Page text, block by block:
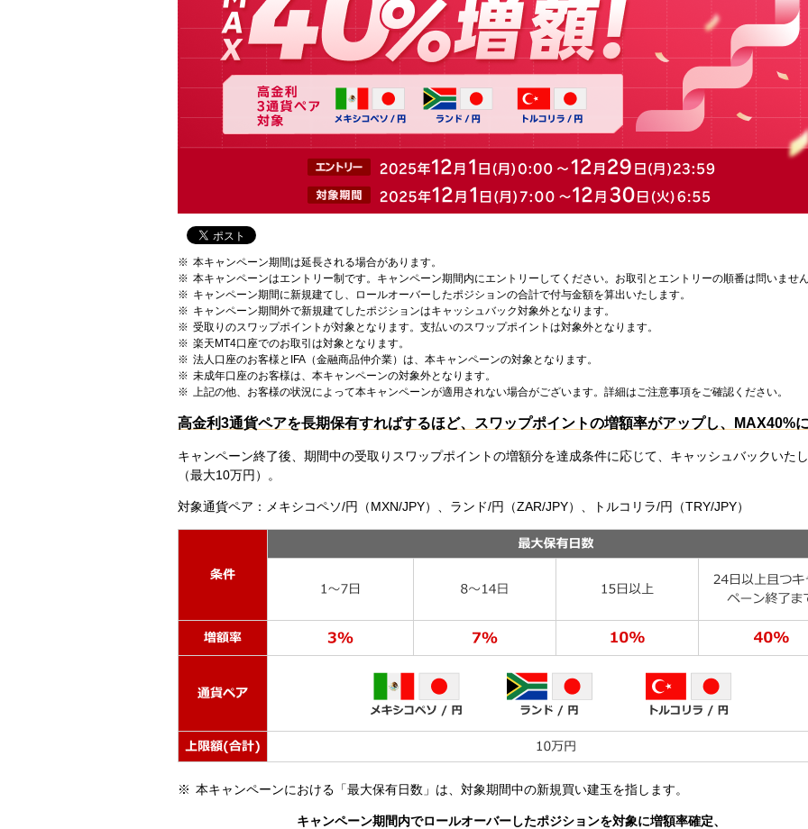
本キャンペーン期間は延長される場合があります。
本キャンペーンはエントリー制です。キャンペーン期間内にエントリーしてください。お取引とエントリーの順番は問いません
キャンペーン期間に新規建てし、ロールオーバーしたポジションの合計で付与金額を算出いたします。
キャンペーン期間外で新規建てしたポジションはキャッシュバック対象外となります。
受取りのスワップポイントが対象となります。支払いのスワップポイントは対象外となります。
楽天MT4口座でのお取引は対象となります。
法人口座のお客様とIFA（金融商品仲介業）は、本キャンペーンの対象となります。
未成年口座のお客様は、本キャンペーンの対象外となります。
上記の他、お客様の状況によって本キャンペーンが適用されない場合がございます。詳細はご注意事項をご確認ください。
高金利3通貨ペアを長期保有すればするほど、スワップポイントの増額率がアップし、MAX40%に
キャンペーン終了後、期間中の受取りスワップポイントの増額分を達成条件に応じて、キャッシュバックいた
（最大10万円）。
対象通貨ペア：メキシコペソ/円（MXN/JPY）、ランド/円（ZAR/JPY）、トルコリラ/円（TRY/JPY）
本キャンペーンにおける「最大保有日数」は、対象期間中の新規買い建玉を指します。
キャンペーン期間内でロールオーバーしたポジションを対象に増額率確定、